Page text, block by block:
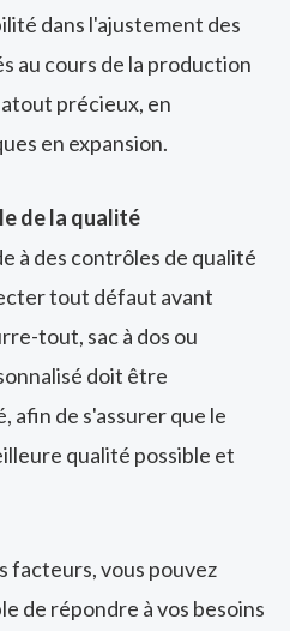
dans l'ajustement des
au cours de la production
précieux, en
en expansion.
de la qualité
à des contrôles de qualité
tout défaut avant
tout, sac à dos ou
doit être
afin de s'assurer que le
qualité possible et
facteurs, vous pouvez
de répondre à vos besoins